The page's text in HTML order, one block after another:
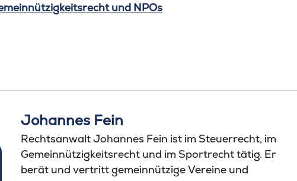
und NPOs
Johannes Fein
Rechtsanwalt Johannes Fein ist im Steuerrecht, im
Gemeinnützigkeitsrecht und im Sportrecht tätig. Er
berät und vertritt gemeinnützige Vereine und